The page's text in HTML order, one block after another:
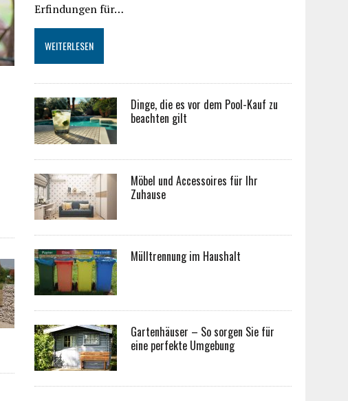
Erfindungen für…
WEITERLESEN
Dinge, die es vor dem Pool-Kauf zu
beachten gilt
Möbel und Accessoires für Ihr
Zuhause
Mülltrennung im Haushalt
Gartenhäuser – So sorgen Sie für
eine perfekte Umgebung